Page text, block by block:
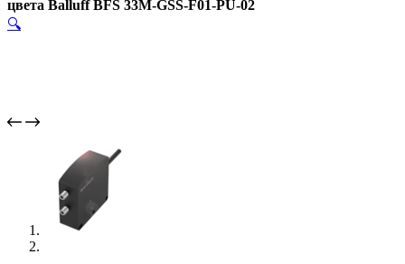
цвета Balluff BFS 33M-GSS-F01-PU-02
🔍